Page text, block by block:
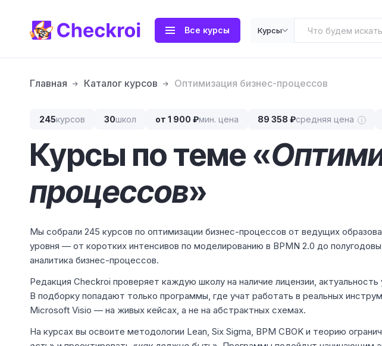
Все курсы Курсы
Главная Каталог курсов Оптимизация бизнес-процессов
245курсов 30школ от 1 900 ₽мин. цена 89 358 ₽средняя цена
Курсы по теме «
процессов»
Мы собрали 245 курсов по оптимизации бизнес-процессов от ведущих
уровня — от коротких интенсивов по моделированию в BPMN 2.0 до
аналитика бизнес-процессов.
Редакция Checkroi проверяет каждую школу на наличие лицензии,
В подборку попадают только программы, где учат работать в реальных
Microsoft Visio — на живых кейсах, а не на абстрактных схемах.
На курсах вы освоите методологии Lean, Six Sigma, BPM CBOK и теорию